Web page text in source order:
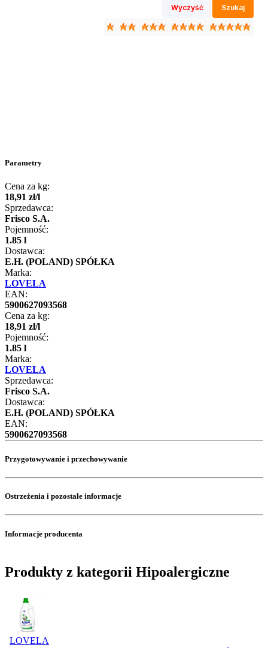
Wyczyść Szukaj
Parametry
Cena za kg:
18,91 zł/l
Sprzedawca:
Frisco S.A.
Pojemność:
1.85 l
Dostawca:
E.H. (POLAND) SPÓŁKA
Marka:
LOVELA
EAN:
5900627093568
Cena za kg:
18,91 zł/l
Pojemność:
1.85 l
Marka:
LOVELA
Sprzedawca:
Frisco S.A.
Dostawca:
E.H. (POLAND) SPÓŁKA
EAN:
5900627093568
Przygotowywanie i przechowywanie
Ostrzeżenia i pozostałe informacje
Informacje producenta
Produkty z kategorii Hipoalergiczne
LOVELA